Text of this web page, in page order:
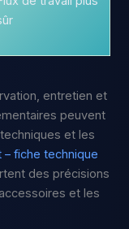
entretien et
peuvent
et les
– fiche technique
des précisions
et les